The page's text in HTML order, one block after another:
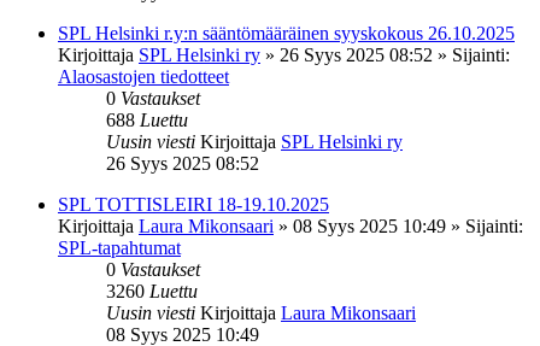
SPL Helsinki r.y:n sääntömääräinen syyskokous 26.10.2025
Kirjoittaja SPL Helsinki ry » 26 Syys 2025 08:52 » Sijainti:
Alaosastojen tiedotteet
0 Vastaukset
688 Luettu
Uusin viesti Kirjoittaja SPL Helsinki ry
26 Syys 2025 08:52
SPL TOTTISLEIRI 18-19.10.2025
Kirjoittaja Laura Mikonsaari » 08 Syys 2025 10:49 » Sijainti:
SPL-tapahtumat
0 Vastaukset
3260 Luettu
Uusin viesti Kirjoittaja Laura Mikonsaari
08 Syys 2025 10:49